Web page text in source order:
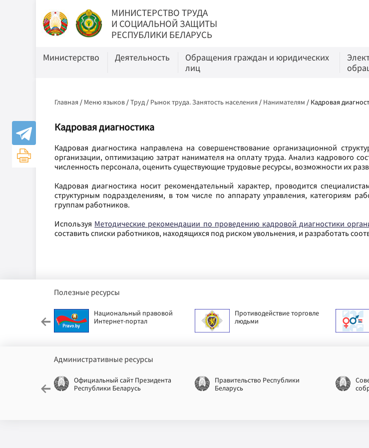
МИНИСТЕРСТВО ТРУДА
И СОЦИАЛЬНОЙ ЗАЩИТЫ
РЕСПУБЛИКИ БЕЛАРУСЬ
Министерство Деятельность
Обращения граждан и юридических
лиц
Главная / Меню языков /Труд/ Рынок труда. Занятость населения / Нанимателям / Кадровая
Кадровая диагностика
Кадровая диагностика направлена на совершенствование организационной
организации, оптимизацию затрат нанимателя на оплату труда. Анализ кадрового
численность персонала, оценить существующие трудовые ресурсы, возможности их
Кадровая диагностика носит рекомендательный характер, проводится
структурным подразделениям, в том числе по аппарату управления, категориям
группам работников.
Используя Методические рекомендации по проведению кадровой диагностики
составить списки работников, находящихся под риском увольнения, и разработать
Полезные ресурсы
Национальный правовой
Интернет-портал
Противодействие торговле
людьми
Административные ресурсы
Официальный сайт Президента
Республики Беларусь
Правительство Республики
Беларусь